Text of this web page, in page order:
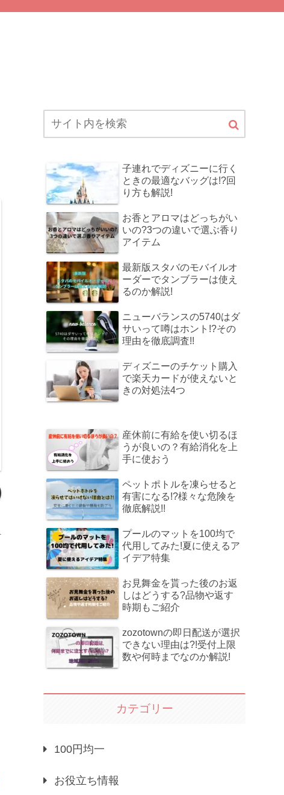
子連れでディズニーに行く
ときの最適なバッグは!?回
り方も解説!
お香とアロマはどっちがい
いの?3つの違いで選ぶ香り
アイテム
最新版スタバのモバイルオ
ーダーでタンブラーは使え
るのか解説!
ニューバランスの5740はダ
サいって噂はホント!?その
理由を徹底調査!!
ディズニーのチケット購入
で楽天カードが使えないと
きの対処法4つ
産休前に有給を使い切るほ
うが良いの？有給消化を上
手に使おう
ペットポトルを凍らせると
有害になる!?様々な危険を
徹底解説!!
プールのマットを100均で
代用してみた!夏に使えるア
イデア特集
お見舞金を貰った後のお返
しはどうする?品物や返す
時期もご紹介
zozotownの即日配送が選択
できない理由は?!受付上限
数や何時までなのか解説!
カテゴリー
100円均一
お役立ち情報